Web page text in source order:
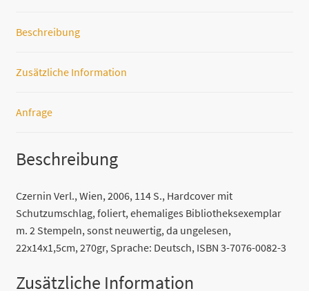
Beschreibung
Zusätzliche Information
Anfrage
Beschreibung
Czernin Verl., Wien, 2006, 114 S., Hardcover mit
Schutzumschlag, foliert, ehemaliges Bibliotheksexemplar
m. 2 Stempeln, sonst neuwertig, da ungelesen,
22x14x1,5cm, 270gr, Sprache: Deutsch, ISBN 3-7076-0082-3
Zusätzliche Information